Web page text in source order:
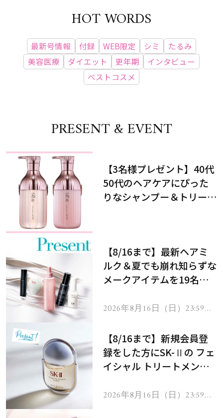
HOT WORDS
最新号情報 付録 WEB限定 シミ
たるみ
美容医療
ダイエット 更年期
インタビュー
ベストコスメ
PRESENT & EVENT
【3名様プレゼント】40代
50代のヘアケアにぴった
りなシャンプー＆トリート
【8/16まで】最新ヘアミ
ルク＆夏でも崩れ知らずな
メークアイテムを19名様
2026年8月16日（日）23:59ま
【8/16まで】新規会員登
録をした方にSK-Ⅱの フェ
イシャル トリートメント
2026年8月16日（日）23:59ま